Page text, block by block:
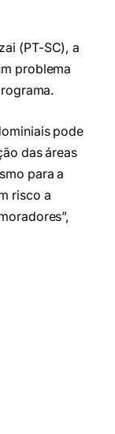
(PT-SC), a
problema
pode
das áreas
para a
risco a